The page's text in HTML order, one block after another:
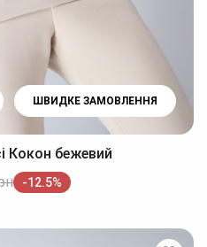
ШВИДКЕ ЗАМОВЛЕННЯ
Кокон бежевий
-12.5%